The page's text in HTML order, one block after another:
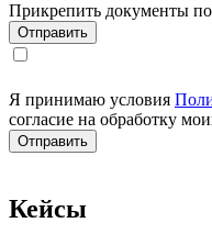
Прикрепить документы по
Я принимаю условия
согласие на обработку
Кейсы